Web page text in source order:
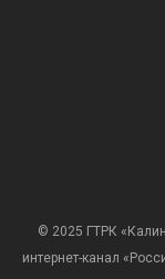
© 2025 ГТРК
интернет-канал